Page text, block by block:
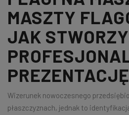
MASZTY
JAK
Wizerunek nowoczesnego
płaszczyznach, jednak to